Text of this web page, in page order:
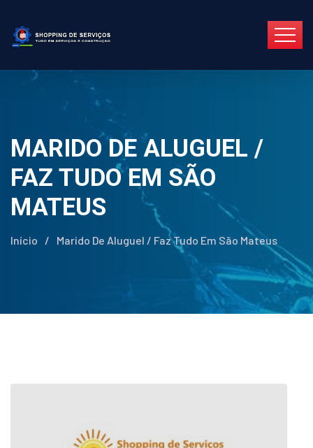
MARIDO DE ALUGUEL /
FAZ TUDO EM SÃO
MATEUS
Início / Marido De Aluguel / Faz Tudo Em São Mateus